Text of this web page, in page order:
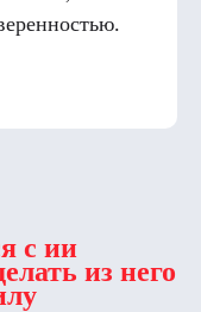
с ии
из него